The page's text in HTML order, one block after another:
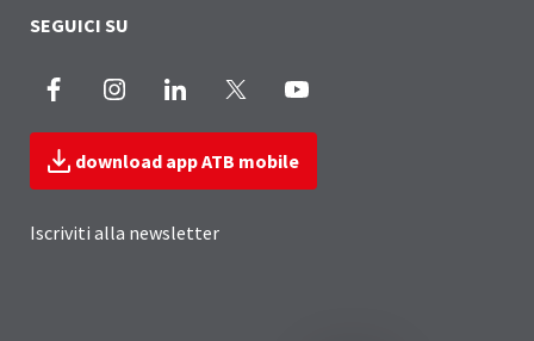
SEGUICI SU
Facebook InstagramLinkedIn
download app ATB mobile
Iscriviti alla newsletter